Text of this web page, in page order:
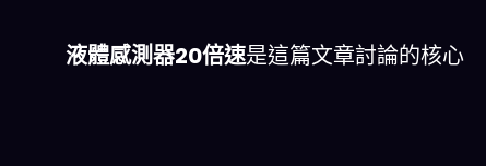
液體感測器20倍速是這篇文章討論的核心